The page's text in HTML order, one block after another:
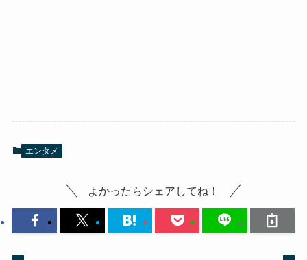
エンタメ
よかったらシェアしてね！